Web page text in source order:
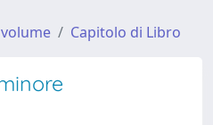
Capitolo di Libro